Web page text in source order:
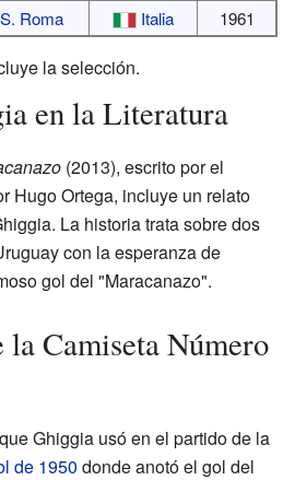
Roma Italia 1961
la selección.
en la Literatura
(2013), escrito por el
Hugo Ortega, incluye un relato
La historia trata sobre dos
con la esperanza de
gol del "Maracanazo".
Camiseta Número
Ghiggia usó en el partido de la
de 1950 donde anotó el gol del